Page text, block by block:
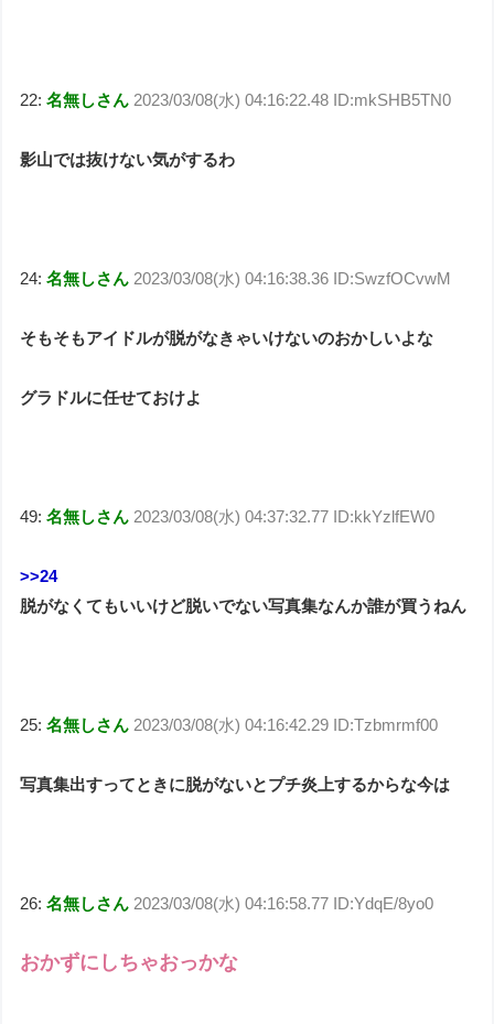
22:名無しさん 2023/03/08(水) 04:16:22.48 ID:mkSHB5TN0
影山では抜けない気がするわ
24:名無しさん 2023/03/08(水) 04:16:38.36 ID:SwzfOCvwM
そもそもアイドルが脱がなきゃいけないのおかしいよな
グラドルに任せておけよ
49:名無しさん 2023/03/08(水) 04:37:32.77 ID:kkYzlfEW0
>>24
脱がなくてもいいけど脱いでない写真集なんか誰が買うねん
25:名無しさん 2023/03/08(水) 04:16:42.29 ID:Tzbmrmf00
写真集出すってときに脱がないとプチ炎上するからな今は
26:名無しさん 2023/03/08(水) 04:16:58.77 ID:YdqE/8yo0
おかずにしちゃおっかな